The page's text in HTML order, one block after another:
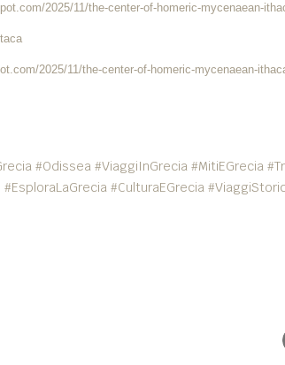
2025/11/the-center-of-homeric-mycenaean-
2025/11/the-center-of-homeric-mycenaean-
#Odissea #ViaggiInGrecia #MitiEGrecia
#CulturaEGrecia